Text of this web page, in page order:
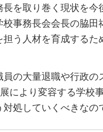
を取り巻く現状を今
事務長会会長の脇田
う人材を育成するた
の大量退職や行政の
により変容する学校
対処していくべきなの